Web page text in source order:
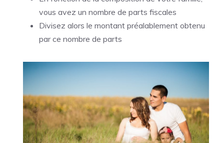
vous avez un nombre de parts fiscales
Divisez alors le montant préalablement obtenu
par ce nombre de parts